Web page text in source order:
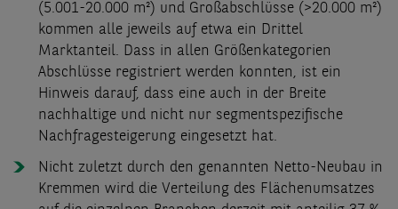
(5.001-20.000 m²) und Großabschlüsse (>20.000 m²)
kommen alle jeweils auf etwa ein Drittel
Marktanteil. Dass in allen Größenkategorien
Abschlüsse registriert werden konnten, ist ein
Hinweis darauf, dass eine auch in der Breite
nachhaltige und nicht nur segmentspezifische
Nachfragesteigerung eingesetzt hat.
Nicht zuletzt durch den genannten Netto-Neubau in
Kremmen wird die Verteilung des Flächenumsatzes